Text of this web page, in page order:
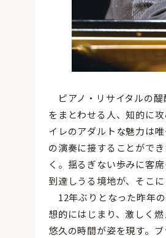
ピアノ・リサイタルの醍
をまとわせる人、知的に
イレのアダルトな魅力は
の演奏に接することがで
く。揺るぎない歩みに客
到達しうる境地が、そこに
12年ぶりとなった昨年
想的にはじまり、激しく
悠久の時間が姿を現す。